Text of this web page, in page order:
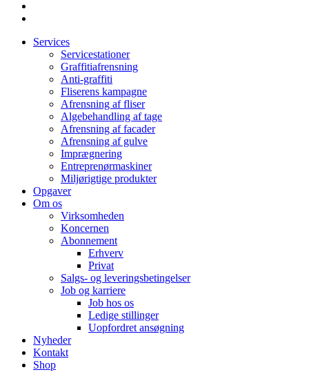
Services
Servicestationer
Graffitiafrensning
Anti-graffiti
Fliserens kampagne
Afrensning af fliser
Algebehandling af tage
Afrensning af facader
Afrensning af gulve
Imprægnering
Entreprenørmaskiner
Miljørigtige produkter
Opgaver
Om os
Virksomheden
Koncernen
Abonnement
Erhverv
Privat
Salgs- og leveringsbetingelser
Job og karriere
Job hos os
Ledige stillinger
Uopfordret ansøgning
Nyheder
Kontakt
Shop